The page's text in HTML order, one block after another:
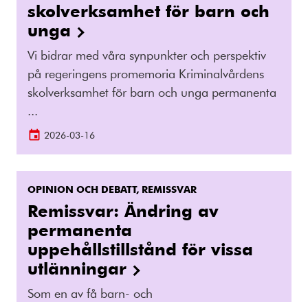
skolverksamhet för barn och
unga
Vi bidrar med våra synpunkter och perspektiv
på regeringens promemoria Kriminalvårdens
skolverksamhet för barn och unga permanenta
...
2026-03-16
OPINION OCH DEBATT, REMISSVAR
Remissvar: Ändring av
permanenta
uppehållstillstånd för vissa
utlänningar
Som en av få barn- och